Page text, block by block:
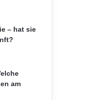
– hat sie
am